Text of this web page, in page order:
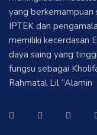
yang berkemampuan
IPTEK dan
memiliki kecerdasan
daya saing yang
fungsu sebagai
Rahmatal Lil “Alamin